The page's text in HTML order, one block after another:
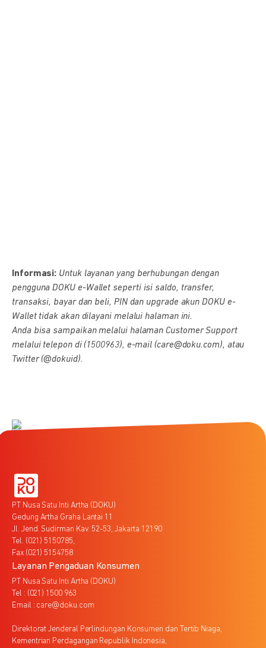
Informasi: Untuk layanan yang berhubungan dengan
pengguna DOKU e-Wallet seperti isi saldo, transfer,
transaksi, bayar dan beli, PIN dan upgrade akun DOKU e-
Wallet tidak akan dilayani melalui halaman ini.
Anda bisa sampaikan melalui halaman Customer Support
melalui telepon di (1500963), e-mail (care@doku.com), atau
Twitter (@dokuid).
PT Nusa Satu Inti Artha (DOKU)
Gedung Artha Graha Lantai 11
Jl. Jend. Sudirman Kav. 52-53, Jakarta 12190
Tel. (021) 5150785,
Fax (021) 5154758
Layanan Pengaduan Konsumen
PT Nusa Satu Inti Artha (DOKU)
Tel : (021) 1500 963
Email : care@doku.com
Direktorat Jenderal Perlindungan Konsumen dan Tertib Niaga,
Kementrian Perdagangan Republik Indonesia,